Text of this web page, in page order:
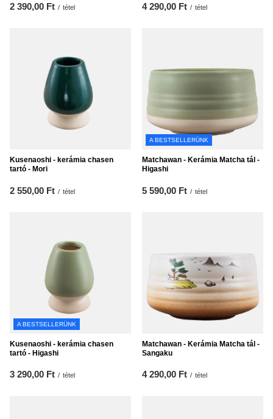
2 390,00 Ft / tétel 4 290,00 Ft / tétel
Kusenaoshi - kerámia chasen
tartó - Mori
2 550,00 Ft / tétel
A BESTSELLERÜNK
Matchawan - Kerámia Matcha tál -
Higashi
5 590,00 Ft / tétel
A BESTSELLERÜNK
Kusenaoshi - kerámia chasen
tartó - Higashi
3 290,00 Ft / tétel
Matchawan - Kerámia Matcha tál -
Sangaku
4 290,00 Ft / tétel